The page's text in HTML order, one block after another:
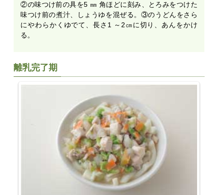
②の味つけ前の具を5 ㎜ 角ほどに刻み、とろみをつけた
味つけ前の煮汁、しょうゆを混ぜる。③のうどんをさら
にやわらかくゆでて、長さ1 ～2㎝に切り、あんをかけ
る。
離乳完了期